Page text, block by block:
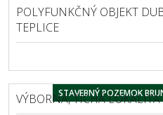
POLYFUNKČNÝ OBJEKT
TEPLICE
STAVEBNÝ POZEMOK
VÝBORNÁ, TICHÁ LOKALITA